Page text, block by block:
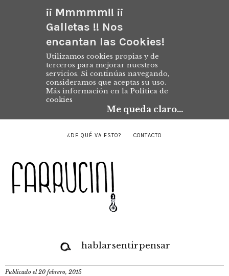
¡¡ Mmmmm!! ¡¡
Galletas !! Nos
encantan las Cookies!
Utilizamos cookies propias y de
terceros para mejorar nuestros
servicios. Si continúas navegando,
consideramos que aceptas su uso.
Más información en la Política de
cookies
Me queda claro...
¿DE QUÉ VA ESTO? CONTACTO
hablarsentirpensar
Publicado el20 febrero, 2015